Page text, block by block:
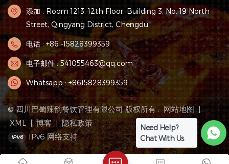
中，它就会融化，使热锅的底部充满了浓郁的黄油香气。同
时，辣椒和辣椒使碱具有独特的辣味。辣椒具有柔和的香气和
辛辣的味道，而辣椒辣椒则使其刺激性的辣味令人上瘾。这些
调味料的完美结合使四川热锅的基础成为食客享受辛辣旅程的
基石。 在四川火锅中，食材的选择也非常重要。四川热锅有各
种各样的菜肴，包括牛肉，羊肉，海鲜，豆腐等。这些成分迅
速在火锅中煮熟，不仅保留了食材的新鲜味道，而且还可以使
香气充分集成到汤底。食客可以根据他们的个人口味选择不同
的成分，并与各种调味料和浸入调味料相匹配，以创造独特的
火锅体验。 四川火锅的独特魅力不仅来自其刺激性的味道，而
且反映在活泼的餐饮氛围中。四川人热情好客。他们经常和朋
友和家人一起坐在火锅中，吃饭和聊天，共享食物和幸福。这
种团结和友谊的气氛也已成为四川火锅的主要魅力。 总而言
添加 : Room 1213, 12th Floor, Building 3, No. 19 North
Street, Qingyang District, Chengdu
电话 : +86 -15828399359
电子邮件 : 541055463@qq.com
Whatsapp : +8615828399359
© 四川巴蜀辣韵餐饮管理有限公司 版权所有 . 网站地图 |
XML | 博客 | 隐私政策
IPv6 网络支持
Need Help?
Chat With Us